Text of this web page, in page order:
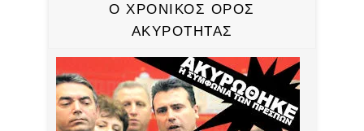
Ο ΧΡΟΝΙΚΟΣ ΟΡΟΣ
ΑΚΥΡΟΤΗΤΑΣ